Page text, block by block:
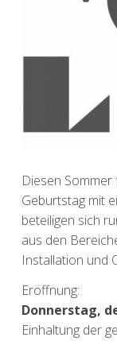
Diesen Sommer
Geburtstag mit
beteiligen sich
aus den
Installation und
Eröffnung:
Donnerstag,
Einhaltung der